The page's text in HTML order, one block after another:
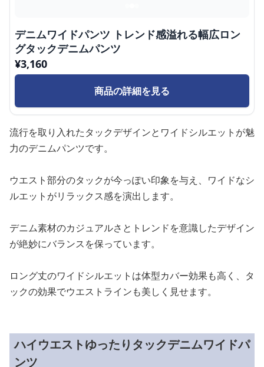
デニムワイドパンツ トレンド感溢れる幅広ロン
グタックデニムパンツ
¥3,160
商品の詳細を見る
流行を取り入れたタックデザインとワイドシルエットが魅
力のデニムパンツです。
ウエスト部分のタックが今っぽい印象を与え、ワイドなシ
ルエットがリラックス感を演出します。
デニム素材のカジュアルさとトレンドを意識したデザイン
が絶妙にバランスを保っています。
ロング丈のワイドシルエットは体型カバー効果も高く、タ
ックの効果でウエストラインも美しく見せます。
ハイウエストゆったりタックデニムワイドパ
ンツ